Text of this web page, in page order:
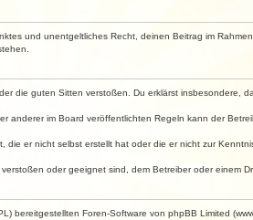
und unentgeltliches Recht, deinen Beitrag im
die guten Sitten verstoßen. Du erklärst insbesondere,
im Board veröffentlichten Regeln kann der
er nicht selbst erstellt hat oder die er nicht zur
oder geeignet sind, dem Betreiber oder einem
bereitgestellten Foren-Software von phpBB Limited